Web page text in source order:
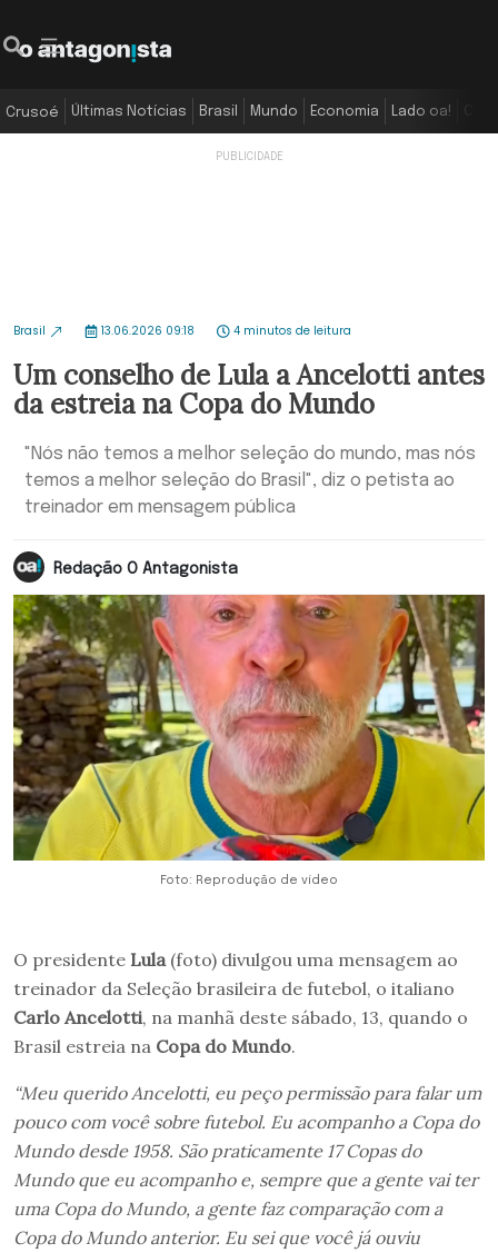
Crusoé Últimas Notícias Brasil Mundo Economia Lado oa!
Brasil 13.06.2026 09:18 4 minutos de leitura
Um conselho de Lula a Ancelotti antes
da estreia na Copa do Mundo
"Nós não temos a melhor seleção do mundo, mas nós
temos a melhor seleção do Brasil", diz o petista ao
treinador em mensagem pública
Redação O Antagonista
Foto: Reprodução de vídeo
O presidente Lula (foto) divulgou uma mensagem ao
treinador da Seleção brasileira de futebol, o italiano
Carlo Ancelotti, na manhã deste sábado, 13, quando o
Brasil estreia na Copa do Mundo.
“Meu querido Ancelotti, eu peço permissão para falar um
pouco com você sobre futebol. Eu acompanho a Copa do
Mundo desde 1958. São praticamente 17 Copas do
Mundo que eu acompanho e, sempre que a gente vai ter
uma Copa do Mundo, a gente faz comparação com a
Copa do Mundo anterior. Eu sei que você já ouviu